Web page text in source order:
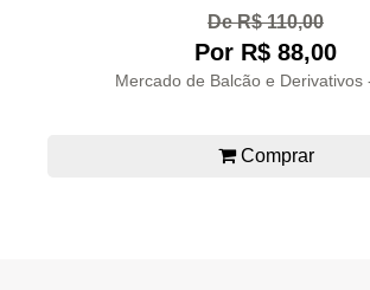
De R$ 110,00
Por R$ 88,00
Mercado de Balcão e Derivativos
Comprar